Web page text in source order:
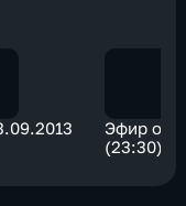
Эфир от
(23:30)